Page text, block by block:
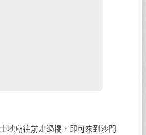
地廟往前走過橋，即可來到沙門